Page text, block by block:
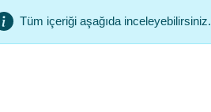
Tüm içeriği aşağıda inceleyebilirsiniz.